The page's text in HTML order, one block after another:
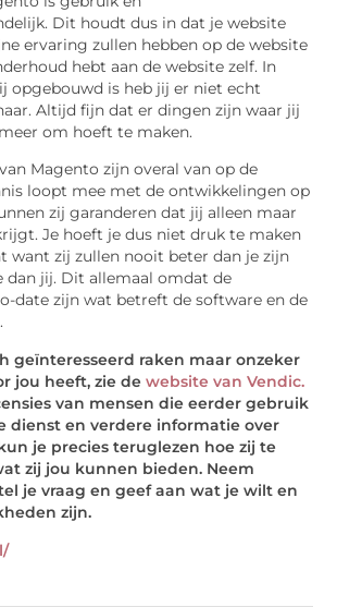
Dit houdt dus in dat je website
ervaring zullen hebben op de website
hebt aan de website zelf. In
opgebouwd is heb jij er niet echt
Altijd fijn dat er dingen zijn waar jij
om hoeft te maken.
Magento zijn overal van op de
loopt mee met de ontwikkelingen op
zij garanderen dat jij alleen maar
Je hoeft je dus niet druk te maken
want zij zullen nooit beter dan je zijn
dan jij. Dit allemaal omdat de
date zijn wat betreft de software en de
geïnteresseerd raken maar onzeker
jou heeft, zie de website van Vendic.
van mensen die eerder gebruik
dienst en verdere informatie over
je precies teruglezen hoe zij te
zij jou kunnen bieden. Neem
je vraag en geef aan wat je wilt en
zijn.